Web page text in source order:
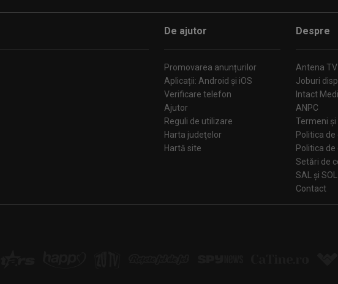
De ajutor
Promovarea anunțurilor
Aplicații: Android și iOS
Verificare telefon
Ajutor
Reguli de utilizare
Harta judeţelor
Hartă site
Despre
Antena TV
Joburi
Intact
ANPC
Termeni și
Politica de
Politica
SAL și SOL
Contact